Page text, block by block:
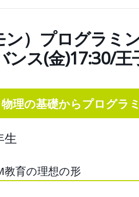
ン）プログラミ
ンス(金)17:30/王
理の基礎からプログラ
生
教育の理想の形